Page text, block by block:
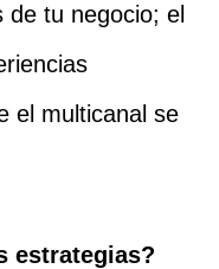
de tu negocio; el
el multicanal se
estrategias?